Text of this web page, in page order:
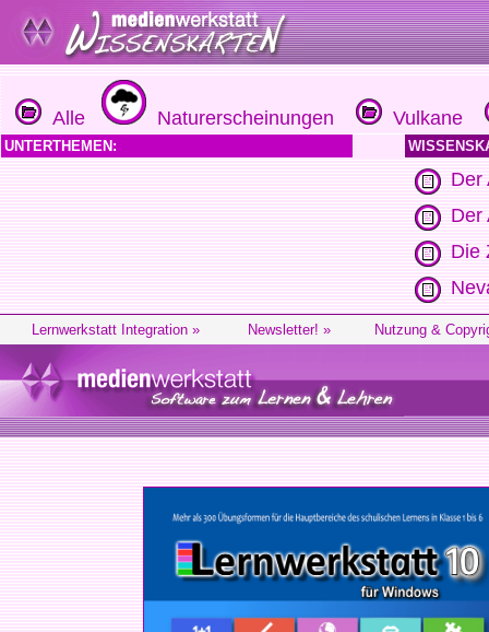
Alle Naturerscheinungen Vulkane
UNTERTHEMEN:
Der
Der
Die
Lernwerkstatt Integration » Newsletter! » Nutzung &